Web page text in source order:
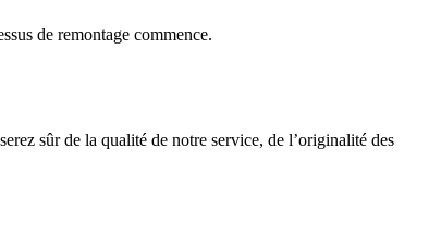
de remontage commence.
sûr de la qualité de notre service, de l’originalité des